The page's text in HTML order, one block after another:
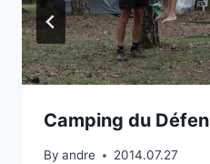
Camping du
By andre 2014.07.27